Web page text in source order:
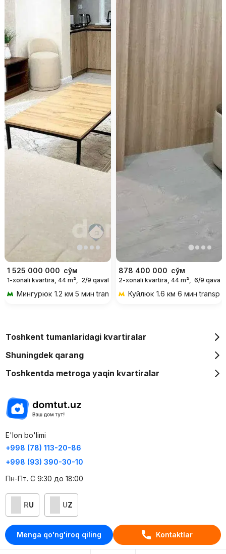
Menga qo'ng'iroq qiling Kontaktlar
1 525 000 000 сўм
1-xonali kvartira, 44 m², 2/9 qavat
Мингурюк 1.2 км 5 мин transportda
878 400 000 сўм
2-xonali kvartira, 44 m², 6/9 qavat
Куйлюк 1.6 км 6 мин
Toshkent tumanlaridagi kvartiralar
Shuningdek qarang
Toshkentda metroga yaqin kvartiralar
E'lon bo'limi
+998 (78) 113-20-86
+998 (93) 390-30-10
Пн-Пт. С 9:30 до 18:00
RU UZ
Kontaktlar